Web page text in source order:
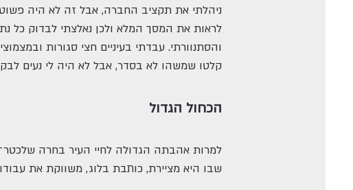
ניהלתי את תקציב החברה, אבל זה לא היה
לראות את המסך המלא ולכן נאלצתי לבדוק כל
והסתנוורתי. עבדתי בעיניים חצי סגורות
קלטו שמשהו לא בסדר, אבל לא היה לי נעים
הכחול הגדול
למרות אהבתה הגדולה לחיי העיר בחרה
שבו היא מציירת, כותבת בלוג, משווקת את